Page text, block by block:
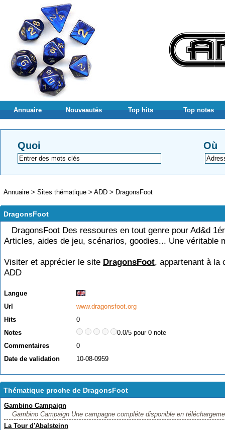
Annuaire Nouveautés Top hits Top notes
Quoi Où
Annuaire > Sites thématique > ADD > DragonsFoot
DragonsFoot
DragonsFoot Des ressoures en tout genre pour Ad&d
Articles, aides de jeu, scénarios, goodies... Une véritable
Visiter et apprécier le site DragonsFoot, appartenant à la
ADD
Langue
Url
www.dragonsfoot.org
Hits
0
Notes
0.0/5 pour 0 note
Commentaires
0
Date de validation
10-08-0959
Thématique proche de DragonsFoot
Gambino Campaign
Gambino Campaign Une campagne compléte disponible en
La Tour d'Abalsteinn